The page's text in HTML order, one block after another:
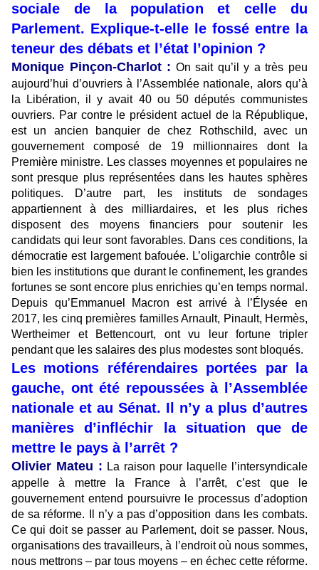
sociale de la population et celle du
Parlement. Explique-t-elle le fossé entre la
teneur des débats et l’état l’opinion ?
Monique Pinçon-Charlot : On sait qu’il y a très peu
aujourd’hui d’ouvriers à l’Assemblée nationale, alors qu’à
la Libération, il y avait 40 ou 50 députés communistes
ouvriers. Par contre le président actuel de la République,
est un ancien banquier de chez Rothschild, avec un
gouvernement composé de 19 millionnaires dont la
Première ministre. Les classes moyennes et populaires ne
sont presque plus représentées dans les hautes sphères
politiques. D’autre part, les instituts de sondages
appartiennent à des milliardaires, et les plus riches
disposent des moyens financiers pour soutenir les
candidats qui leur sont favorables. Dans ces conditions, la
démocratie est largement bafouée. L’oligarchie contrôle si
bien les institutions que durant le confinement, les grandes
fortunes se sont encore plus enrichies qu’en temps normal.
Depuis qu’Emmanuel Macron est arrivé à l’Élysée en
2017, les cinq premières familles Arnault, Pinault, Hermès,
Wertheimer et Bettencourt, ont vu leur fortune tripler
pendant que les salaires des plus modestes sont bloqués.
Les motions référendaires portées par la
gauche, ont été repoussées à l’Assemblée
nationale et au Sénat. Il n’y a plus d’autres
manières d’infléchir la situation que de
mettre le pays à l’arrêt ?
Olivier Mateu : La raison pour laquelle l’intersyndicale
appelle à mettre la France à l’arrêt, c’est que le
gouvernement entend poursuivre le processus d’adoption
de sa réforme. Il n’y a pas d’opposition dans les combats.
Ce qui doit se passer au Parlement, doit se passer. Nous,
organisations des travailleurs, à l’endroit où nous sommes,
nous mettrons – par tous moyens – en échec cette réforme.